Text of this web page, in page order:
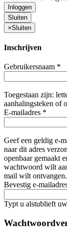
Inloggen
Sluiten
×Sluiten
Inschrijven
Gebruikersnaam *
Toegestaan zijn:
aanhalingsteken of
E-mailadres *
Geef een geldig e-
naar dit adres
openbaar gemaakt
wachtwoord wilt
mail wilt ontvangen.
Bevestig e-
Typt u alstublieft